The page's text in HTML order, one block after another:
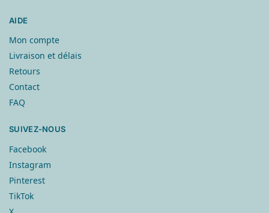
AIDE
Mon compte
Livraison et délais
Retours
Contact
FAQ
SUIVEZ-NOUS
Facebook
Instagram
Pinterest
TikTok